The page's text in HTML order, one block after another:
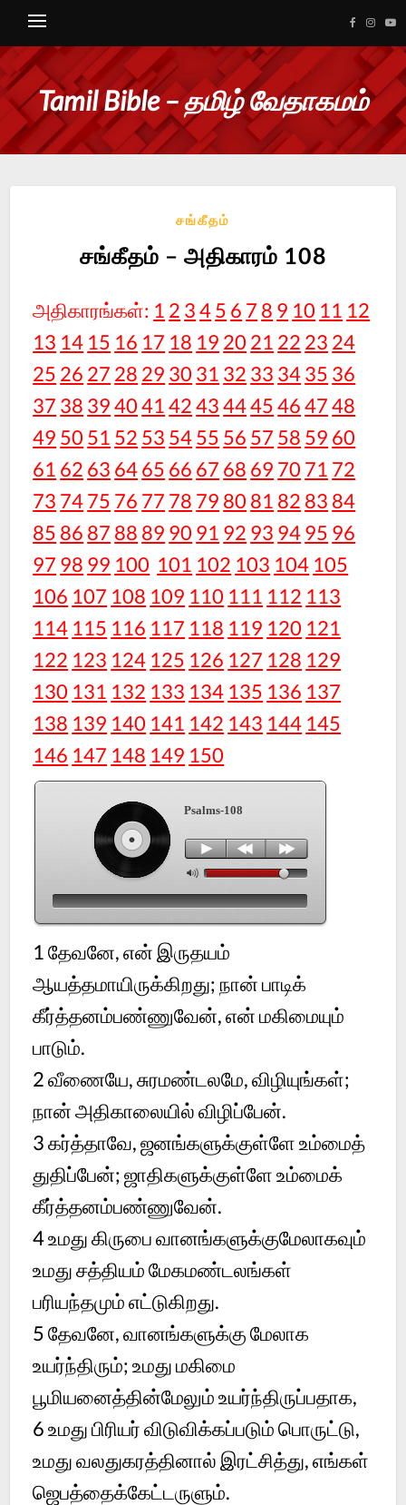
Tamil Bible – தமிழ் வேதாகமம்
சங்கீதம்
சங்கீதம் – அதிகாரம் 108
அதிகாரங்கள்: 1 2 345 6 7 8 9 10 11 12
13 14 15 16 17 18 19 20 21 22 23 24
25 26 27 28 29 30 31 32 33 3435 36
37 38 39404142434445464748
49 50 51 52 53 5455 56 57 58 59 60
61 62 63 6465 66 67 68 69 70 71 72
73 7475 76 77 78 79 80 81 82 83 84
85 86 87 88 89 90 91 92 93 9495 96
97 98 99 100 101 102 103 104 105
106 107 108 109 110 111 112 113
114 115 116 117 118 119 120 121
122 123 124 125 126 127 128 129
130 131 132 133 134 135 136 137
138 139 140 141 142 143 144 145
146 147 148 149 150
Psalms-108
1 தேவனே, என் இருதயம்
ஆயத்தமாயிருக்கிறது; நான் பாடிக்
கீர்த்தனம்பண்ணுவேன், என் மகிமையும்
பாடும்.
2 வீணையே, சுரமண்டலமே, விழியுங்கள்;
நான் அதிகாலையில் விழிப்பேன்.
3 கர்த்தாவே, ஜனங்களுக்குள்ளே உம்மைத்
துதிப்பேன்; ஜாதிகளுக்குள்ளே உம்மைக்
கீர்த்தனம்பண்ணுவேன்.
4 உமது கிருபை வானங்களுக்குமேலாகவும்
உமது சத்தியம் மேகமண்டலங்கள்
பரியந்தமும் எட்டுகிறது.
5 தேவனே, வானங்களுக்கு மேலாக
உயர்ந்திரும்; உமது மகிமை
பூமியனைத்தின்மேலும் உயர்ந்திருப்பதாக,
6 உமது பிரியர் விடுவிக்கப்படும் பொருட்டு,
உமது வலதுகரத்தினால் இரட்சித்து, எங்கள்
ஜெபத்தைக்கேட்டருளும்.